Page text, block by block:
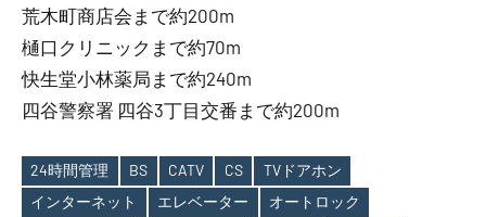
荒木町商店会まで約200m
樋口クリニックまで約70m
快生堂小林薬局まで約240m
四谷警察署 四谷3丁目交番まで約200m
24時間管理 BS CATV CS
TVドアホン
インターネット
エレベーター
オートロック